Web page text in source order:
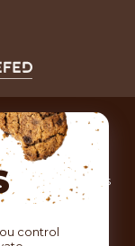
concocter de
grand chef ?
vous
des meilleures
pâtisserie,
de cuisine,
control